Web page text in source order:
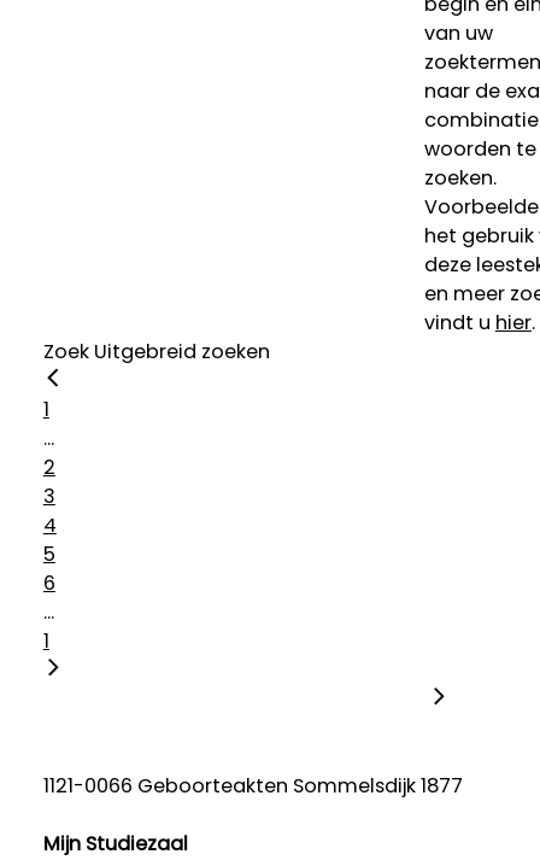
van uw
naar de
woorden te
zoeken.
het gebruik
deze
en meer
vindt u hier.
Zoek Uitgebreid zoeken
1
...
2
3
4
5
6
...
1
1121-0066 Geboorteakten Sommelsdijk 1877
Mijn Studiezaal